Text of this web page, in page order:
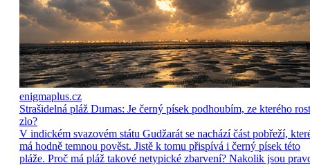
enigmaplus.cz
Strašidelná pláž Dumas: Je černý písek podhoubím, ze kterého
zlo?
V indickém svazovém státu Gudžarát se nachází část pobřeží,
má hodně temnou pověst. Jistě k tomu přispívá i černý písek této
pláže. Proč má pláž takové netypické zbarvení? Nakolik jsou